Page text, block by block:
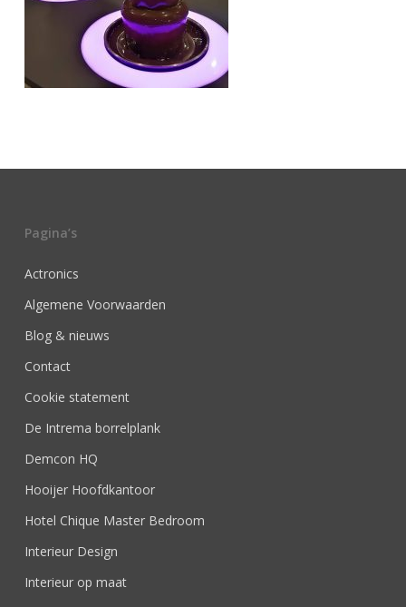
Pagina’s
Actronics
Algemene Voorwaarden
Blog & nieuws
Contact
Cookie statement
De Intrema borrelplank
Demcon HQ
Hooijer Hoofdkantoor
Hotel Chique Master Bedroom
Interieur Design
Interieur op maat